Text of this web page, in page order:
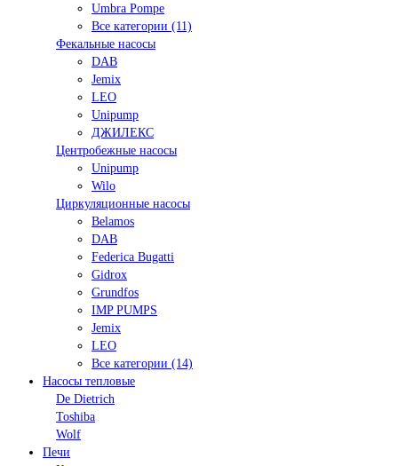
Umbra Pompe
Все категории (11)
Фекальные насосы
DAB
Jemix
LEO
Unipump
ДЖИЛЕКС
Центробежные насосы
Unipump
Wilo
Циркуляционные насосы
Belamos
DAB
Federica Bugatti
Gidrox
Grundfos
IMP PUMPS
Jemix
LEO
Все категории (14)
Насосы тепловые
De Dietrich
Toshiba
Wolf
Печи